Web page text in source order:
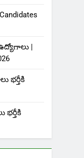
|
భర్తీకి
భర్తీకి